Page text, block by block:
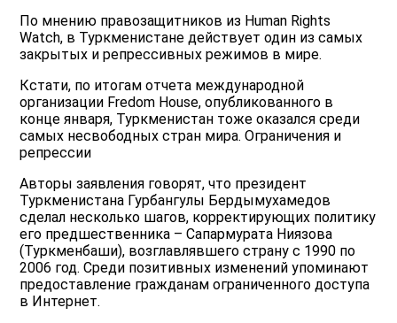
По мнению правозащитников из Human Rights
Watch, в Туркменистане действует один из самых
закрытых и репрессивных режимов в мире.
Кстати, по итогам отчета международной
организации Fredom House, опубликованного в
конце января, Туркменистан тоже оказался среди
самых несвободных стран мира. Ограничения и
репрессии
Авторы заявления говорят, что президент
Туркменистана Гурбангулы Бердымухамедов
сделал несколько шагов, корректирующих политику
его предшественника – Сапармурата Ниязова
(Туркменбаши), возглавлявшего страну с 1990 по
2006 год. Среди позитивных изменений упоминают
предоставление гражданам ограниченного доступа
в Интернет.